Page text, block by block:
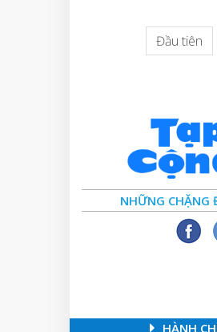
Đầu tiên
NHỮNG CHẶNG
HÀNH